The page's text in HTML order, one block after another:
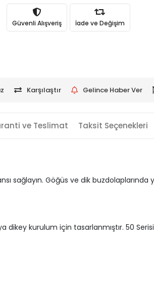
Güvenli Alışveriş İade ve Değişim
Karşılaştır Gelince Haber Ver
ve Teslimat Taksit Seçenekleri
sağlayın. Göğüs ve dik
kurulum için tasarlanmıştır. 50